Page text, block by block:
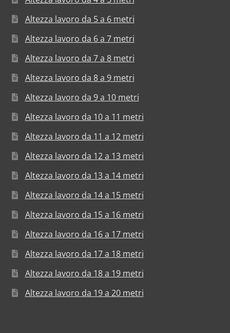
Altezza lavoro da 5 a 6 metri
Altezza lavoro da 6 a 7 metri
Altezza lavoro da 7 a 8 metri
Altezza lavoro da 8 a 9 metri
Altezza lavoro da 9 a 10 metri
Altezza lavoro da 10 a 11 metri
Altezza lavoro da 11 a 12 metri
Altezza lavoro da 12 a 13 metri
Altezza lavoro da 13 a 14 metri
Altezza lavoro da 14 a 15 metri
Altezza lavoro da 15 a 16 metri
Altezza lavoro da 16 a 17 metri
Altezza lavoro da 17 a 18 metri
Altezza lavoro da 18 a 19 metri
Altezza lavoro da 19 a 20 metri